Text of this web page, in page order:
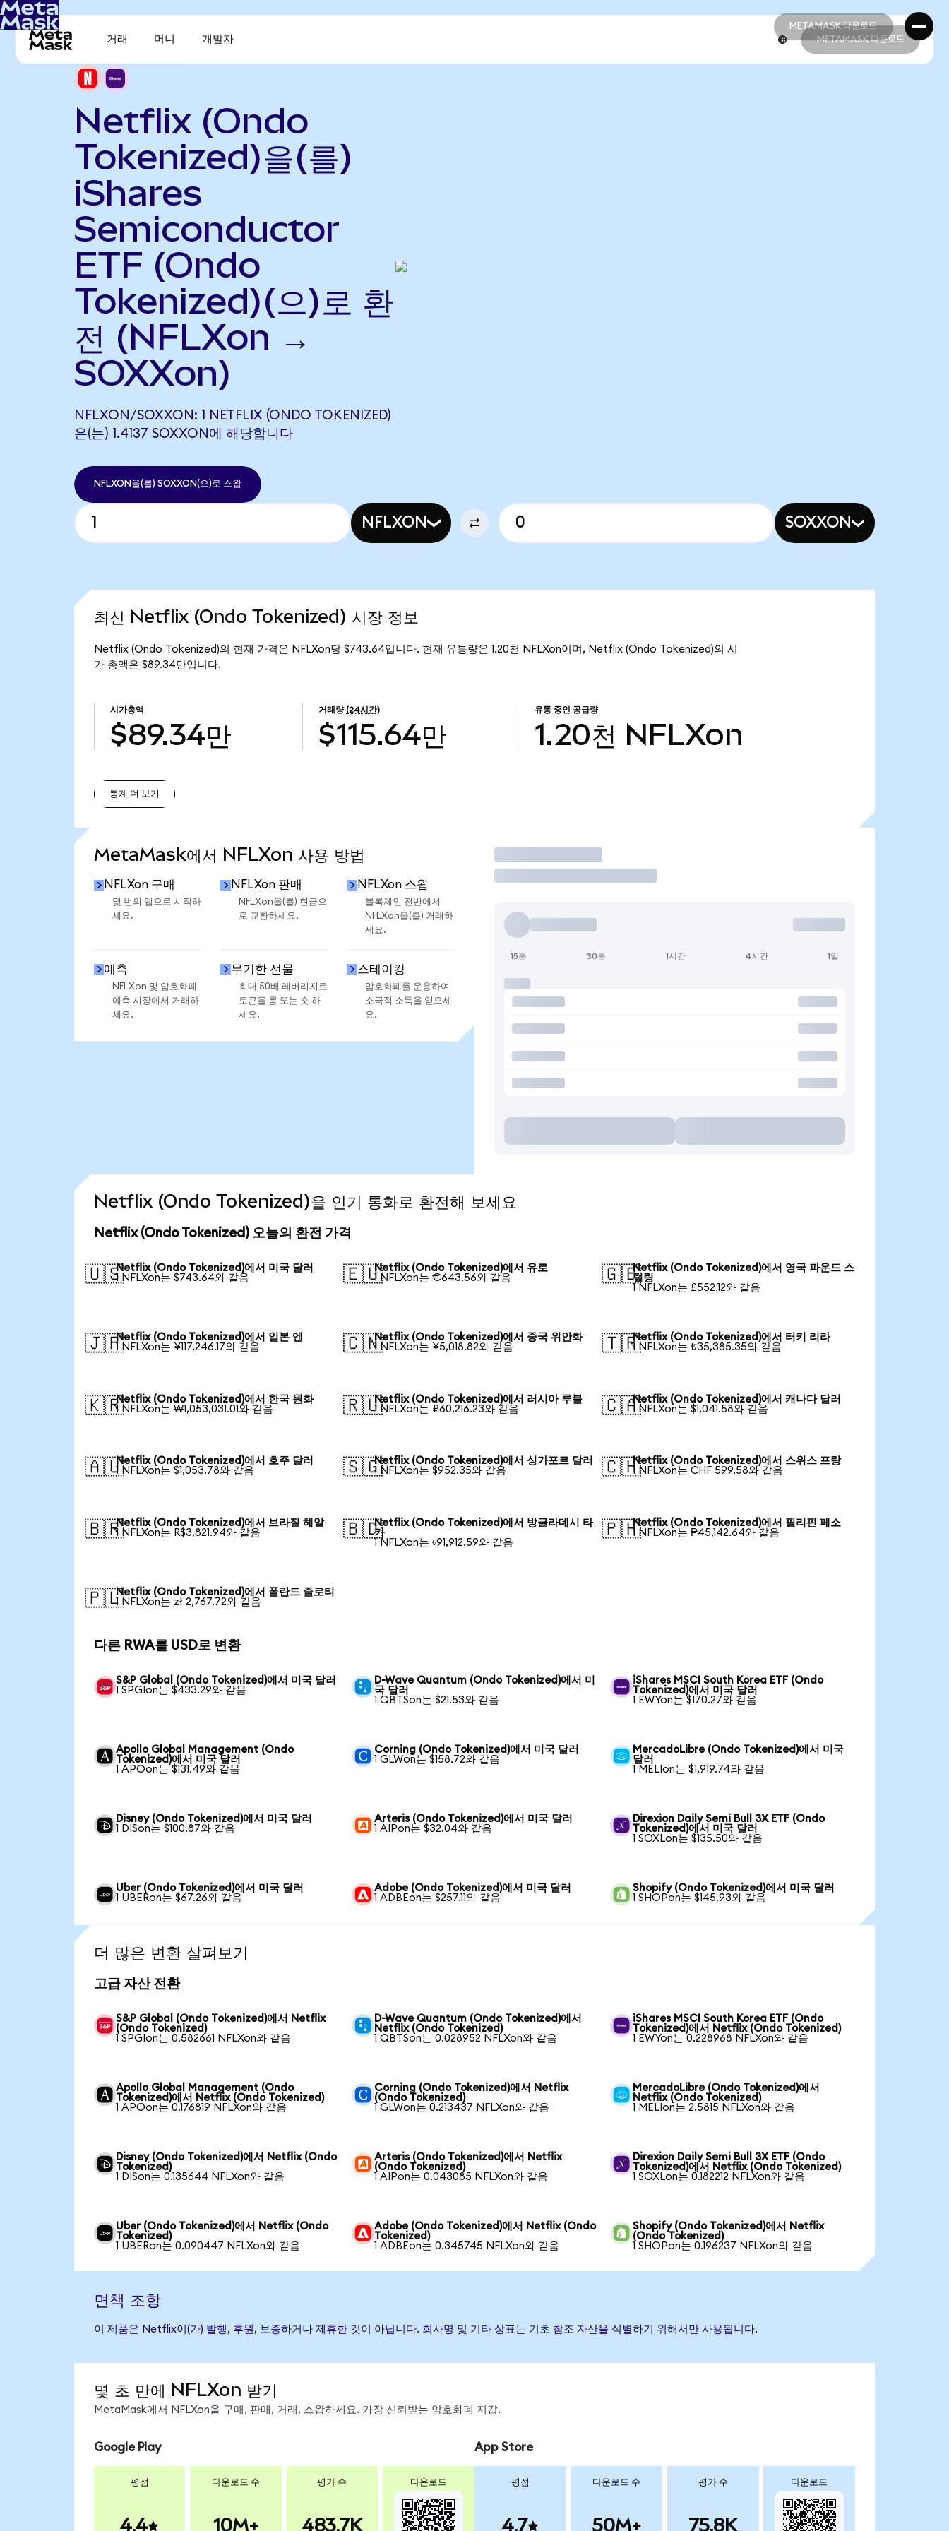
METAMASK 다운로드
METAMASK 다운로드
거래 머니 개발자 METAMASK 다운로드
Netflix (Ondo
Tokenized)을(를)
iShares
Semiconductor
ETF (Ondo
Tokenized)(으)로 환
전 (NFLXon →
SOXXon)
NFLXON/SOXXON: 1 NETFLIX (ONDO TOKENIZED)
은(는) 1.4137 SOXXON에 해당합니다
NFLXON을(를) SOXXON(으)로 스왑
NFLXON SOXXON
최신 Netflix (Ondo Tokenized) 시장 정보
Netflix (Ondo Tokenized)의 현재 가격은 NFLXon당 $743.64입니다. 현재 유통량은 1.20천 NFLXon이며, Netflix (Ondo Tokenized)의 시
가 총액은 $89.34만입니다.
시가총액
$89.34만
거래량 (24시간)
$115.64만
유통 중인 공급량
1.20천 NFLXon
통계 더 보기
MetaMask에서 NFLXon 사용 방법
NFLXon 구매
몇 번의 탭으로 시작하
세요.
NFLXon 판매
NFLXon을(를) 현금으
로 교환하세요.
NFLXon 스왑
블록체인 전반에서
NFLXon을(를) 거래하
세요.
예측
NFLXon 및 암호화폐
예측 시장에서 거래하
세요.
무기한 선물
최대 50배 레버리지로
토큰을 롱 또는 숏 하
세요.
스테이킹
암호화폐를 운용하여
소극적 소득을 얻으세
요.
거래
15분 30분 1시간 4시간 1일
Netflix (Ondo Tokenized)을 인기 통화로 환전해 보세요
Netflix (Ondo Tokenized) 오늘의 환전 가격
🇺🇸Netflix (Ondo Tokenized)에서 미국 달러
1 NFLXon는 $743.64와 같음
🇪🇺Netflix (Ondo Tokenized)에서 유로
1 NFLXon는 €643.56와 같음
🇬🇧Netflix (Ondo Tokenized)에서 영국 파운드 스
털링
1 NFLXon는 £552.12와 같음
🇯🇵Netflix (Ondo Tokenized)에서 일본 엔
1 NFLXon는 ¥117,246.17와 같음
🇨🇳Netflix (Ondo Tokenized)에서 중국 위안화
1 NFLXon는 ¥5,018.82와 같음
🇹🇷Netflix (Ondo Tokenized)에서 터키 리라
1 NFLXon는 ₺35,385.35와 같음
🇰🇷Netflix (Ondo Tokenized)에서 한국 원화
1 NFLXon는 ₩1,053,031.01와 같음
🇷🇺Netflix (Ondo Tokenized)에서 러시아 루블
1 NFLXon는 ₽60,216.23와 같음
🇨🇦Netflix (Ondo Tokenized)에서 캐나다 달러
1 NFLXon는 $1,041.58와 같음
🇦🇺Netflix (Ondo Tokenized)에서 호주 달러
1 NFLXon는 $1,053.78와 같음
🇸🇬Netflix (Ondo Tokenized)에서 싱가포르 달러
1 NFLXon는 $952.35와 같음
🇨🇭Netflix (Ondo Tokenized)에서 스위스 프랑
1 NFLXon는 CHF 599.58와 같음
🇧🇷Netflix (Ondo Tokenized)에서 브라질 헤알
1 NFLXon는 R$3,821.94와 같음
🇧🇩Netflix (Ondo Tokenized)에서 방글라데시 타
카
1 NFLXon는 ৳91,912.59와 같음
🇵🇭Netflix (Ondo Tokenized)에서 필리핀 페소
1 NFLXon는 ₱45,142.64와 같음
🇵🇱Netflix (Ondo Tokenized)에서 폴란드 즐로티
1 NFLXon는 zł 2,767.72와 같음
다른 RWA를 USD로 변환
S&P Global (Ondo Tokenized)에서 미국 달러
1 SPGIon는 $433.29와 같음
D-Wave Quantum (Ondo Tokenized)에서 미
국 달러
1 QBTSon는 $21.53와 같음
iShares MSCI South Korea ETF (Ondo
Tokenized)에서 미국 달러
1 EWYon는 $170.27와 같음
Apollo Global Management (Ondo
Tokenized)에서 미국 달러
1 APOon는 $131.49와 같음
Corning (Ondo Tokenized)에서 미국 달러
1 GLWon는 $158.72와 같음
MercadoLibre (Ondo Tokenized)에서 미국
달러
1 MELIon는 $1,919.74와 같음
Disney (Ondo Tokenized)에서 미국 달러
1 DISon는 $100.87와 같음
Arteris (Ondo Tokenized)에서 미국 달러
1 AIPon는 $32.04와 같음
Direxion Daily Semi Bull 3X ETF (Ondo
Tokenized)에서 미국 달러
1 SOXLon는 $135.50와 같음
Uber (Ondo Tokenized)에서 미국 달러
1 UBERon는 $67.26와 같음
Adobe (Ondo Tokenized)에서 미국 달러
1 ADBEon는 $257.11와 같음
Shopify (Ondo Tokenized)에서 미국 달러
1 SHOPon는 $145.93와 같음
더 많은 변환 살펴보기
고급 자산 전환
S&P Global (Ondo Tokenized)에서 Netflix
(Ondo Tokenized)
1 SPGIon는 0.582661 NFLXon와 같음
D-Wave Quantum (Ondo Tokenized)에서
Netflix (Ondo Tokenized)
1 QBTSon는 0.028952 NFLXon와 같음
iShares MSCI South Korea ETF (Ondo
Tokenized)에서 Netflix (Ondo Tokenized)
1 EWYon는 0.228968 NFLXon와 같음
Apollo Global Management (Ondo
Tokenized)에서 Netflix (Ondo Tokenized)
1 APOon는 0.176819 NFLXon와 같음
Corning (Ondo Tokenized)에서 Netflix
(Ondo Tokenized)
1 GLWon는 0.213437 NFLXon와 같음
MercadoLibre (Ondo Tokenized)에서
Netflix (Ondo Tokenized)
1 MELIon는 2.5815 NFLXon와 같음
Disney (Ondo Tokenized)에서 Netflix (Ondo
Tokenized)
1 DISon는 0.135644 NFLXon와 같음
Arteris (Ondo Tokenized)에서 Netflix
(Ondo Tokenized)
1 AIPon는 0.043085 NFLXon와 같음
Direxion Daily Semi Bull 3X ETF (Ondo
Tokenized)에서 Netflix (Ondo Tokenized)
1 SOXLon는 0.182212 NFLXon와 같음
Uber (Ondo Tokenized)에서 Netflix (Ondo
Tokenized)
1 UBERon는 0.090447 NFLXon와 같음
Adobe (Ondo Tokenized)에서 Netflix (Ondo
Tokenized)
1 ADBEon는 0.345745 NFLXon와 같음
Shopify (Ondo Tokenized)에서 Netflix
(Ondo Tokenized)
1 SHOPon는 0.196237 NFLXon와 같음
면책 조항
이 제품은 Netflix이(가) 발행, 후원, 보증하거나 제휴한 것이 아닙니다. 회사명 및 기타 상표는 기초 참조 자산을 식별하기 위해서만 사용됩니다.
몇 초 만에 NFLXon 받기
MetaMask에서 NFLXon을 구매, 판매, 거래, 스왑하세요. 가장 신뢰받는 암호화폐 지갑.
Google Play
평점
4.4
다운로드 수
10M+
평가 수
483.7K
다운로드
App Store
평점
4.7
다운로드 수
50M+
평가 수
75.8K
다운로드